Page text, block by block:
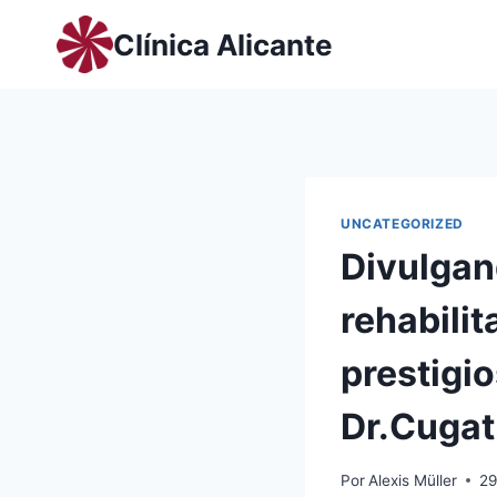
contenido
Clínica Alicante
UNCATEGORIZED
PorAlexis Müller